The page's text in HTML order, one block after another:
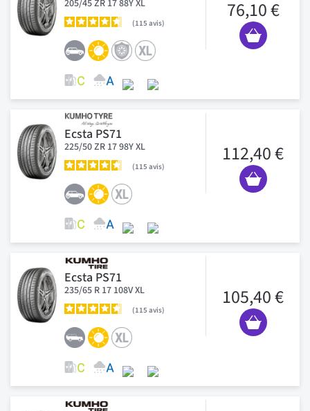
205/45 ZR 17 88Y XL
115 avis
76,10 €
Ecsta PS71
225/50 ZR 17 98Y XL
115 avis
112,40 €
Ecsta PS71
235/65 R 17 108V XL
115 avis
105,40 €